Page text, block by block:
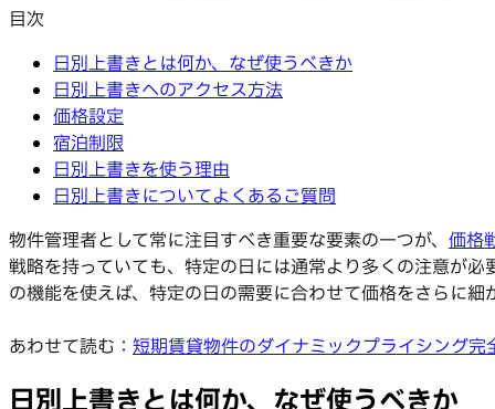
目次
日別上書きとは何か、なぜ使うべきか
日別上書きへのアクセス方法
価格設定
宿泊制限
日別上書きを使う理由
日別上書きについてよくあるご質問
物件管理者として常に注目すべき重要な要素の一つが、 価格
戦略を持っていても、特定の日には通常より多くの注意が
の機能を使えば、特定の日の需要に合わせて価格をさらに細
あわせて読む： 短期賃貸物件のダイナミックプライシング完